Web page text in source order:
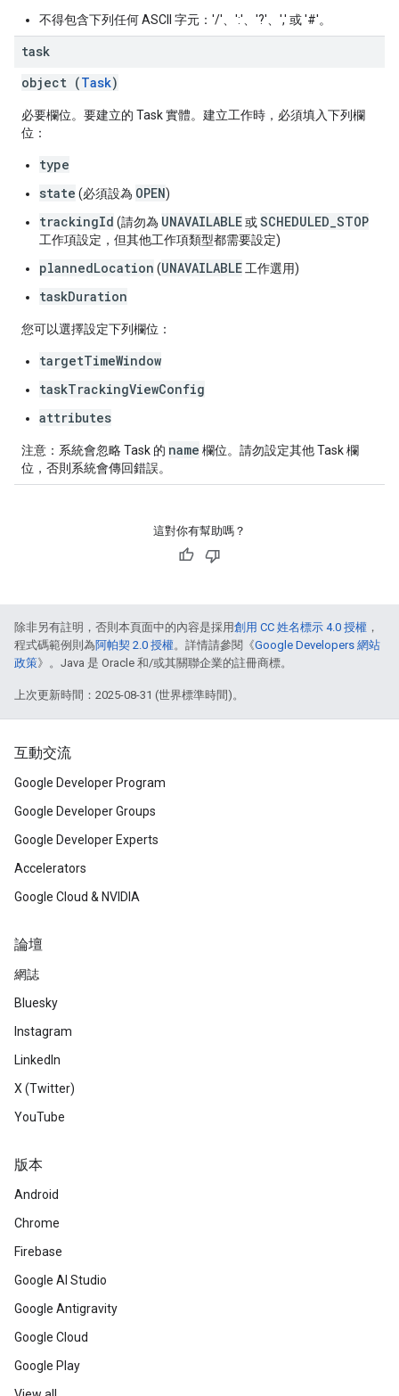
不得包含下列任何 ASCII 字元：'/'、':'、'?'、',' 或 '#'。
task
object (Task)
必要欄位。要建立的 Task 實體。建立工作時，必須填入下列欄
位：
type
state (必須設為 OPEN)
trackingId (請勿為 UNAVAILABLE或SCHEDULED_STOP
工作項設定，但其他工作項類型都需要設定)
plannedLocation (UNAVAILABLE 工作選用)
taskDuration
您可以選擇設定下列欄位：
targetTimeWindow
taskTrackingViewConfig
attributes
注意：系統會忽略 Task 的 name 欄位。請勿設定其他 Task 欄
位，否則系統會傳回錯誤。
這對你有幫助嗎？
除非另有註明，否則本頁面中的內容是採用創用 CC 姓名標示 4.0 授權 ，
程式碼範例則為阿帕契 2.0 授權。詳情請參閱《Google Developers 網站
政策》。Java 是 Oracle 和/或其關聯企業的註冊商標。
上次更新時間：2025-08-31 (世界標準時間)。
互動交流
Google Developer Program
Google Developer Groups
Google Developer Experts
Accelerators
Google Cloud & NVIDIA
論壇
網誌
Bluesky
Instagram
LinkedIn
X (Twitter)
YouTube
版本
Android
Chrome
Firebase
Google AI Studio
Google Antigravity
Google Cloud
Google Play